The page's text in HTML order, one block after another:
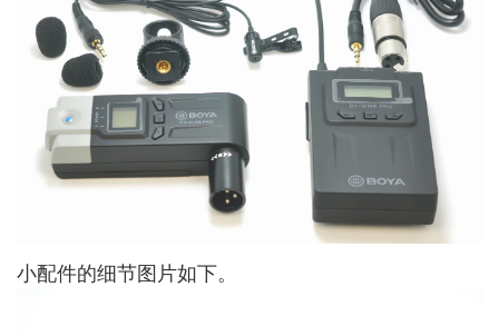
小配件的细节图片如下。